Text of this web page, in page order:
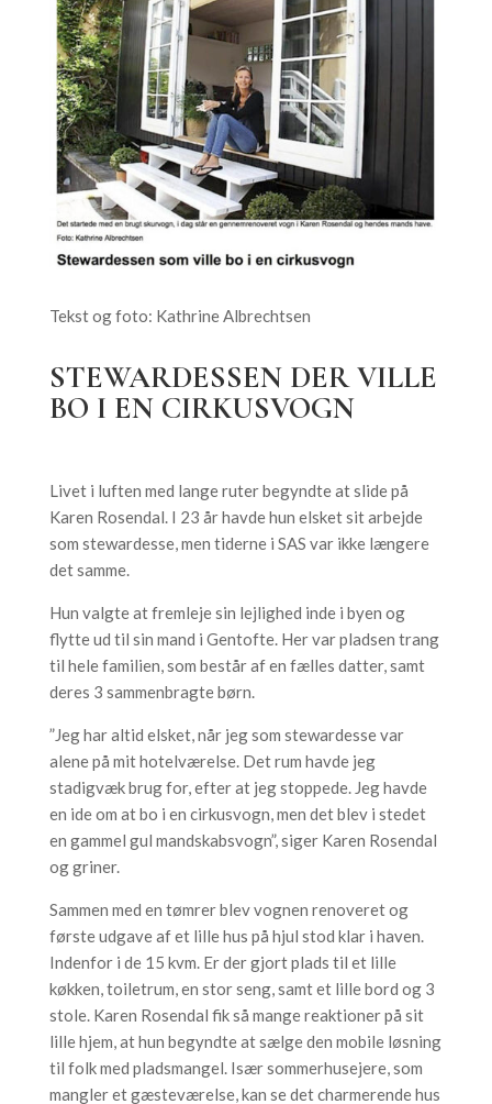
Tekst og foto: Kathrine Albrechtsen
STEWARDESSEN DER VILLE
BO I EN CIRKUSVOGN
Livet i luften med lange ruter begyndte at slide på
Karen Rosendal. I 23 år havde hun elsket sit arbejde
som stewardesse, men tiderne i SAS var ikke længere
det samme.
Hun valgte at fremleje sin lejlighed inde i byen og
flytte ud til sin mand i Gentofte. Her var pladsen trang
til hele familien, som består af en fælles datter, samt
deres 3 sammenbragte børn.
”Jeg har altid elsket, når jeg som stewardesse var
alene på mit hotelværelse. Det rum havde jeg
stadigvæk brug for, efter at jeg stoppede. Jeg havde
en ide om at bo i en cirkusvogn, men det blev i stedet
en gammel gul mandskabsvogn”, siger Karen Rosendal
og griner.
Sammen med en tømrer blev vognen renoveret og
første udgave af et lille hus på hjul stod klar i haven.
Indenfor i de 15 kvm. Er der gjort plads til et lille
køkken, toiletrum, en stor seng, samt et lille bord og 3
stole. Karen Rosendal fik så mange reaktioner på sit
lille hjem, at hun begyndte at sælge den mobile løsning
til folk med pladsmangel. Især sommerhusejere, som
mangler et gæsteværelse, kan se det charmerende hus